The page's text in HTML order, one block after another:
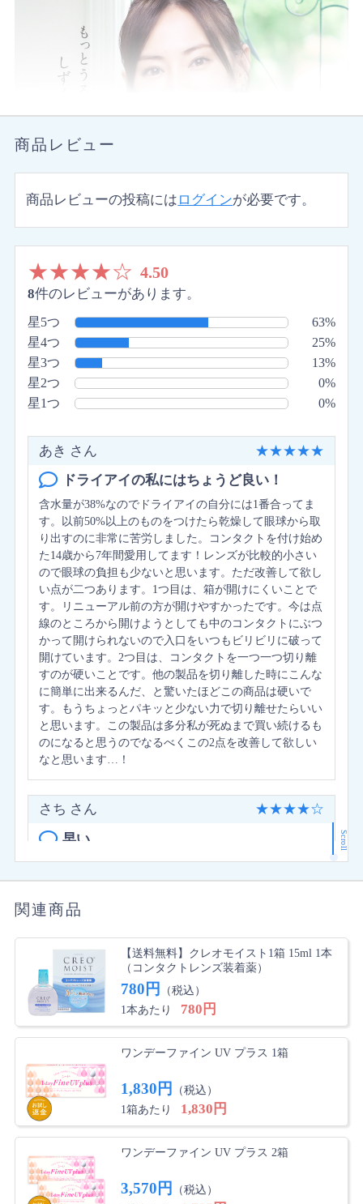
商品レビュー
商品レビューの投稿には ログインが必要です。
★★★★☆ 4.50
8件のレビューがあります。
星5つ
63%
星4つ
25%
星3つ
13%
星2つ
0%
星1つ
0%
あき さん ★★★★★
ドライアイの私にはちょうど良い！
含水量が38%なのでドライアイの自分には1番合ってま
す。以前50%以上のものをつけたら乾燥して眼球から取
り出すのに非常に苦労しました。コンタクトを付け始め
た14歳から7年間愛用してます！レンズが比較的小さい
ので眼球の負担も少ないと思います。ただ改善して欲し
い点が二つあります。1つ目は、箱が開けにくいことで
す。リニューアル前の方が開けやすかったです。今は点
線のところから開けようとしても中のコンタクトにぶつ
かって開けられないので入口をいつもビリビリに破って
開けています。2つ目は、コンタクトを一つ一つ切り離
すのが硬いことです。他の製品を切り離した時にこんな
に簡単に出来るんだ、と驚いたほどこの商品は硬いで
す。もうちょっとパキッと少ない力で切り離せたらいい
と思います。この製品は多分私が死ぬまで買い続けるも
のになると思うのでなるべくこの2点を改善して欲しい
なと思います…！
さち さん ★★★★☆
早い
以前から使用してるレンズが安くて、届くのも早かった
^_^ でも友達追加したのにクーポンを使用するのを忘れ
いちゃん さん ★ ★★☆☆
可もなく不可もなく
普通のソフトコンタクトといった感じです。 装着液な
どを使わないで長時間着用すると視界が霞んで来たり、
ずれたりということがありました。目に異常が無い方は
問題なく使用できると思いますが、自分に合う装着液と
セットで使用すればドライアイの方でも大丈夫かと思い
ます。
あるぱか さん ★★★★★
すぐ届きました
初めて、コンタクトをネットで購入しました。簡単に買
Scroll
関連商品
【送料無料】クレオモイスト1箱 15ml 1本
（コンタクトレンズ装着薬）
780円
（税込）
1本あたり
780円
ワンデーファイン UV プラス 1箱
1,830円
（税込）
1箱あたり
1,830円
ワンデーファイン UV プラス 2箱
3,570円
（税込）